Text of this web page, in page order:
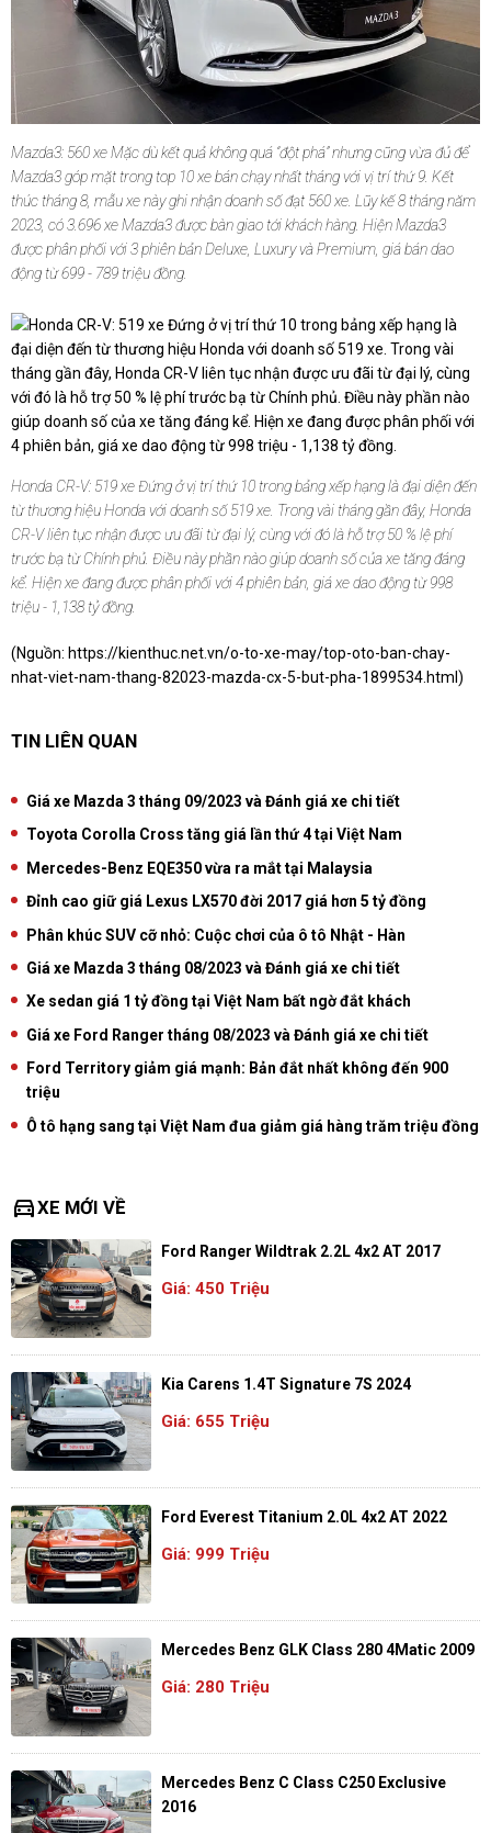
Mazda3: 560 xe Mặc dù kết quả không quá “đột phá” nhưng cũng vừa đủ để
Mazda3 góp mặt trong top 10 xe bán chạy nhất tháng với vị trí thứ 9. Kết
thúc tháng 8, mẫu xe này ghi nhận doanh số đạt 560 xe. Lũy kế 8 tháng năm
2023, có 3.696 xe Mazda3 được bàn giao tới khách hàng. Hiện Mazda3
được phân phối với 3 phiên bản Deluxe, Luxury và Premium, giá bán dao
động từ 699 - 789 triệu đồng.
Honda CR-V: 519 xe Đứng ở vị trí thứ 10 trong bảng xếp hạng là đại diện đến
từ thương hiệu Honda với doanh số 519 xe. Trong vài tháng gần đây, Honda
CR-V liên tục nhận được ưu đãi từ đại lý, cùng với đó là hỗ trợ 50 % lệ phí
trước bạ từ Chính phủ. Điều này phần nào giúp doanh số của xe tăng đáng
kể. Hiện xe đang được phân phối với 4 phiên bản, giá xe dao động từ 998
triệu - 1,138 tỷ đồng.
(Nguồn: https://kienthuc.net.vn/o-to-xe-may/top-oto-ban-chay-
nhat-viet-nam-thang-82023-mazda-cx-5-but-pha-1899534.html)
TIN LIÊN QUAN
Giá xe Mazda 3 tháng 09/2023 và Đánh giá xe chi tiết
Toyota Corolla Cross tăng giá lần thứ 4 tại Việt Nam
Mercedes-Benz EQE350 vừa ra mắt tại Malaysia
Đỉnh cao giữ giá Lexus LX570 đời 2017 giá hơn 5 tỷ đồng
Phân khúc SUV cỡ nhỏ: Cuộc chơi của ô tô Nhật - Hàn
Giá xe Mazda 3 tháng 08/2023 và Đánh giá xe chi tiết
Xe sedan giá 1 tỷ đồng tại Việt Nam bất ngờ đắt khách
Giá xe Ford Ranger tháng 08/2023 và Đánh giá xe chi tiết
Ford Territory giảm giá mạnh: Bản đắt nhất không đến 900
triệu
Ô tô hạng sang tại Việt Nam đua giảm giá hàng trăm triệu đồng
directions_carXE MỚI VỀ
Ford Ranger Wildtrak 2.2L 4x2 AT 2017
Giá: 450 Triệu
Kia Carens 1.4T Signature 7S 2024
Giá: 655 Triệu
Ford Everest Titanium 2.0L 4x2 AT 2022
Giá: 999 Triệu
Mercedes Benz GLK Class 280 4Matic 2009
Giá: 280 Triệu
Mercedes Benz C Class C250 Exclusive
2016